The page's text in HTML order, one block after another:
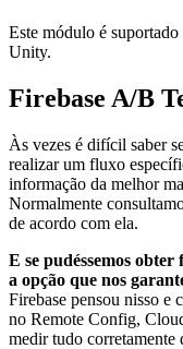
Este módulo é
Unity.
Firebase A/B
Às vezes é difícil saber
realizar um fluxo
informação da melhor
Normalmente
de acordo com ela.
E se pudéssemos
a opção que nos
Firebase pensou nisso e
no Remote Config,
medir tudo corretamente